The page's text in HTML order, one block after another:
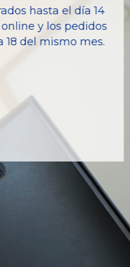
C4 PICASSO
hasta el día 14
y los pedidos
del mismo mes.